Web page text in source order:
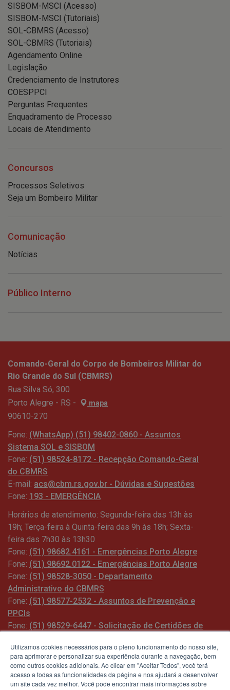
SISBOM-MSCI (Acesso)
SISBOM-MSCI (Tutoriais)
SOL-CBMRS (Acesso)
SOL-CBMRS (Tutoriais)
Agendamento Online
Legislação
Credenciamento de Instrutores
COESPPCI
Perguntas Frequentes
Enquadramento de Processo
Locais de Atendimento
Concursos
Processos Seletivos
Seja um Bombeiro Militar
Comunicação
Notícias
Público Interno
Comando-Geral do Corpo de Bombeiros Militar do
Rio Grande do Sul (CBMRS)
Rua Silva Só, 300
Porto Alegre - RS -
mapa
90610-270
Fone: (WhatsApp) (51) 98402-0860 - Assuntos
Sistema SOL e SISBOM
Fone: (51) 98524-8172 - Recepção Comando-Geral
do CBMRS
E-mail: acs@cbm.rs.gov.br - Dúvidas e Sugestões
Fone: 193 - EMERGÊNCIA
Horários de atendimento: Segunda-feira das 13h às
19h; Terça-feira à Quinta-feira das 9h às 18h; Sexta-
feira das 7h30 às 13h30
Fone: (51) 98682.4161 - Emergências Porto Alegre
Fone: (51) 98692.0122 - Emergências Porto Alegre
Fone: (51) 98528-3050 - Departamento
Administrativo do CBMRS
Fone: (51) 98577-2532 - Assuntos de Prevenção e
PPCIs
Fone: (51) 98529-6447 - Solicitação de Certidões de
Utilizamos cookies necessários para o pleno funcionamento do nosso site,
para aprimorar e personalizar sua experiência durante a navegação, bem
como outros cookies adicionais. Ao clicar em "Aceitar Todos", você terá
acesso a todas as funcionalidades da página e nos ajudará a desenvolver
um site cada vez melhor. Você pode encontrar mais informações sobre